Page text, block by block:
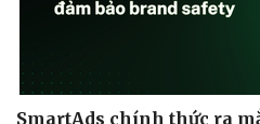
SmartAds chính thức ra